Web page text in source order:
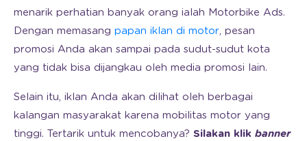
menarik perhatian banyak orang ialah Motorbike Ads.
Dengan memasang papan iklan di motor, pesan
promosi Anda akan sampai pada sudut-sudut kota
yang tidak bisa dijangkau oleh media promosi lain.
Selain itu, iklan Anda akan dilihat oleh berbagai
kalangan masyarakat karena mobilitas motor yang
tinggi. Tertarik untuk mencobanya? Silakan klik banner